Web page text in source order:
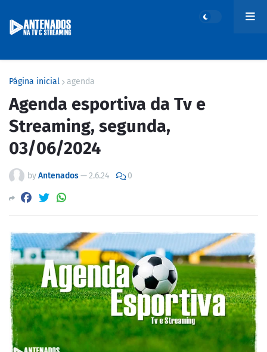
Página inicial agenda
Agenda esportiva da Tv e
Streaming, segunda,
03/06/2024
byAntenados—2.6.24 0